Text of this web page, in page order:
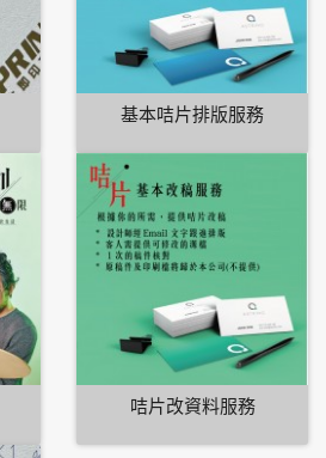
基本咭片排版服務
咭片改資料服務